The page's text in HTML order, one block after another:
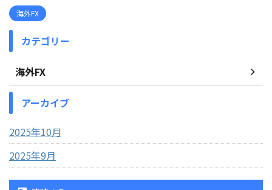
海外FX
カテゴリー
海外FX
アーカイブ
2025年10月
2025年9月